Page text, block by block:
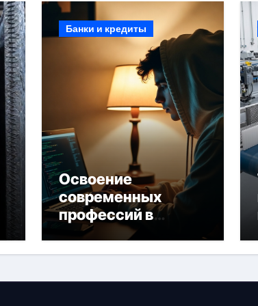
Банки и кредиты
Освоение
современных
профессий в
онлайн-формате